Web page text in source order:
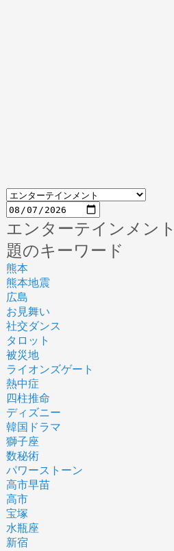
エンターテインメン
題のキーワード
熊本
熊本地震
広島
お見舞い
社交ダンス
タロット
被災地
ライオンズゲート
熱中症
四柱推命
ディズニー
韓国ドラマ
獅子座
数秘術
パワーストーン
高市早苗
高市
宝塚
水瓶座
新宿